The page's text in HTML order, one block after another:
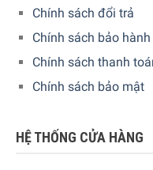
Hệ thống giàn rửa
Bosch
bộ chén đĩa Châu Âu,
Chính sách đổi trả
Chính sách bảo hành
Chính sách thanh
Chính sách bảo mật
HỆ THỐNG CỬA HÀNG